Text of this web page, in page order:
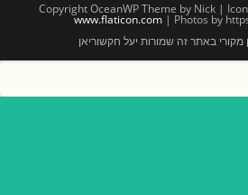
Copyright OceanWP Theme by Nick |
www.flaticon.com | Photos by
מקורי באתר זה שמורות יעל חקשוריאן